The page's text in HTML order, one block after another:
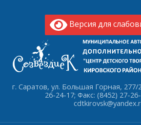
Версия для
г. Саратов, ул. Большая Горная,
26-24-17; Факс: (8452) 27-